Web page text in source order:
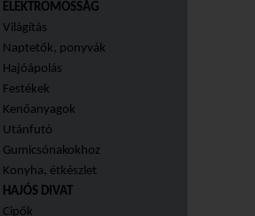
ELEKTROMOSSÁG
Világítás
Naptetők, ponyvák
Hajóápolás
Festékek
Kenőanyagok
Utánfutó
Gumicsónakokhoz
Konyha, étkészlet
HAJÓS DIVAT
Cipők